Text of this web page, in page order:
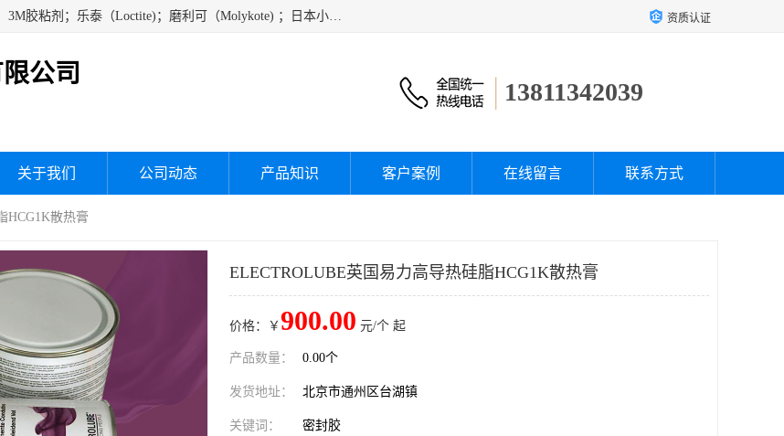
经销美国道康宁（DOW CORNING）硅胶；通用/东芝（GE/Toshiba）3M胶粘剂；乐泰（Loctite)；磨利可（Molykote) ；日本小西（KONISHI）硅胶；施敏打硬,硅胶；信越 产品；关东化成防潮披腹胶 ；三键；索尼；韩国Diabond，等各种电子电机电器进口硅胶产品、硅脂、硅油，经销美国道康宁（DOW CORNING）硅胶等 资质认证
公司
13811342039
关于我们 公司动态 产品知识 客户案例 在线留言 联系方式
HCG1K散热膏
ELECTROLUBE英国易力高导热硅脂HCG1K散热膏
价格：￥ 900.00 元/个 起
产品数量： 0.00个
发货地址： 北京市通州区台湖镇
关键词： 密封胶